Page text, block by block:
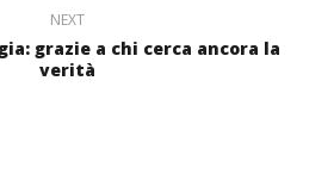
NEXT
grazie a chi cerca ancora la
verità